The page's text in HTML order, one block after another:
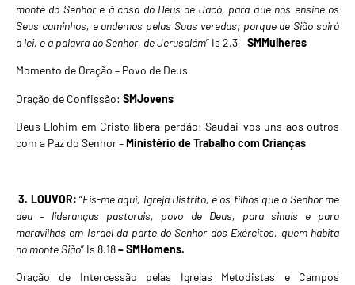
monte do Senhor e à casa do Deus de Jacó, para que nos ensine os
Seus caminhos, e andemos pelas Suas veredas; porque de Sião sairá
a lei, e a palavra do Senhor, de Jerusalém” Is 2.3 –SMMulheres
Momento de Oração – Povo de Deus
Oração de Confissão: SMJovens
Deus Elohim em Cristo libera perdão: Saudai-vos uns aos outros
com a Paz do Senhor –Ministério de Trabalho com Crianças
3. LOUVOR: “Eis-me aqui, Igreja Distrito, e os filhos que o Senhor me
deu – lideranças pastorais, povo de Deus, para sinais e para
maravilhas em Israel da parte do Senhor dos Exércitos, quem habita
no monte Sião” Is 8.18– SMHomens.
Oração de Intercessão pelas Igrejas Metodistas e Campos